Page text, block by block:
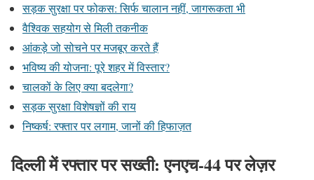
सड़क सुरक्षा पर फोकस: सिर्फ चालान नहीं, जागरूकता भी
वैश्विक सहयोग से मिली तकनीक
आंकड़े जो सोचने पर मजबूर करते हैं
भविष्य की योजना: पूरे शहर में विस्तार?
चालकों के लिए क्या बदलेगा?
सड़क सुरक्षा विशेषज्ञों की राय
निष्कर्ष: रफ्तार पर लगाम, जानों की हिफाज़त
दिल्ली में रफ्तार पर सख्ती: एनएच-44 पर लेज़र